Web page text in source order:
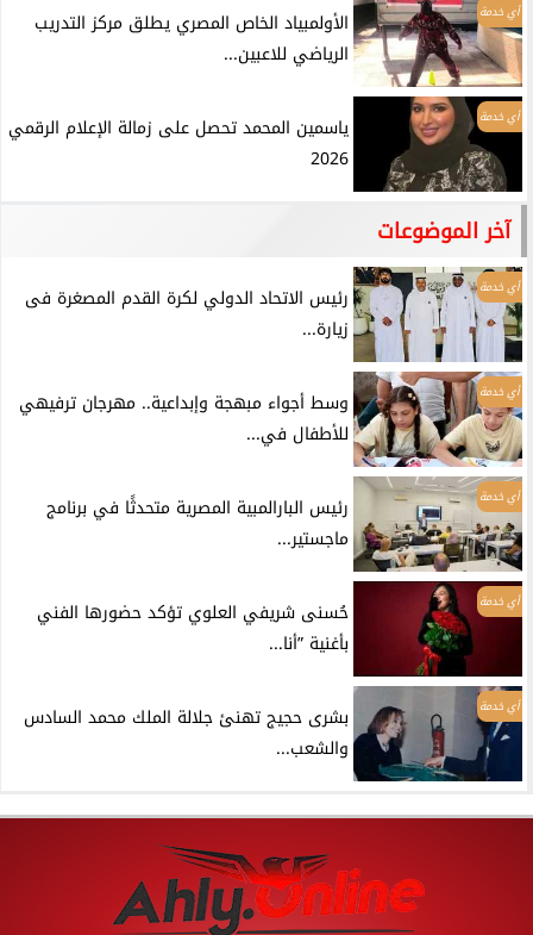
أي خدمة
الأولمبياد الخاص المصري يطلق مركز التدريب
الرياضي للاعبين...
أي خدمة
ياسمين المحمد تحصل على زمالة الإعلام الرقمي
2026
آخر الموضوعات
أي خدمة
رئيس الاتحاد الدولي لكرة القدم المصغرة فى
زيارة...
أي خدمة
وسط أجواء مبهجة وإبداعية.. مهرجان ترفيهي
للأطفال في...
أي خدمة
رئيس البارالمبية المصرية متحدثًا في برنامج
ماجستير...
أي خدمة
حُسنى شريفي العلوي تؤكد حضورها الفني
بأغنية ”أنا...
أي خدمة
بشرى حجيج تهنئ جلالة الملك محمد السادس
والشعب...